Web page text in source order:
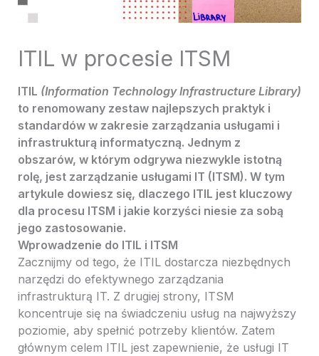
ITIL w procesie ITSM
ITIL (Information Technology Infrastructure Library)
to renomowany zestaw najlepszych praktyk i
standardów w zakresie zarządzania usługami i
infrastrukturą informatyczną. Jednym z
obszarów, w którym odgrywa niezwykle istotną
rolę, jest zarządzanie usługami IT (ITSM). W tym
artykule dowiesz się, dlaczego ITIL jest kluczowy
dla procesu ITSM i jakie korzyści niesie za sobą
jego zastosowanie.
Wprowadzenie do ITIL i ITSM
Zacznijmy od tego, że ITIL dostarcza niezbędnych
narzędzi do efektywnego zarządzania
infrastrukturą IT. Z drugiej strony, ITSM
koncentruje się na świadczeniu usług na najwyższy
poziomie, aby spełnić potrzeby klientów. Zatem
głównym celem ITIL jest zapewnienie, że usługi IT